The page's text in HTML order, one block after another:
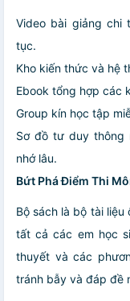
Video bài giảng chi
tục.
Kho kiến thức và hệ
Ebook tổng hợp các
Group kín học tập
Sơ đồ tư duy thông
nhớ lâu.
Bứt Phá Điểm Thi
Bộ sách là bộ tài
tất cả các em học
thuyết và các
tránh bẫy và đáp đề